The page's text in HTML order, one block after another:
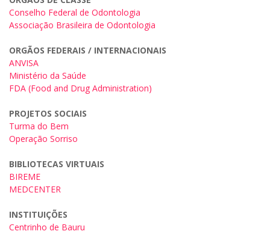
Conselho Federal de Odontologia
Associação Brasileira de Odontologia
ORGÃOS FEDERAIS / INTERNACIONAIS
ANVISA
Ministério da Saúde
FDA (Food and Drug Administration)
PROJETOS SOCIAIS
Turma do Bem
Operação Sorriso
BIBLIOTECAS VIRTUAIS
BIREME
MEDCENTER
INSTITUIÇÕES
Centrinho de Bauru